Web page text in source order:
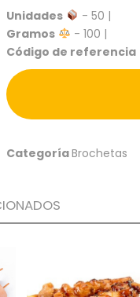
Unidades
- 50 |
Gramos
- 100 |
Código de referencia
CategoríaBrochetas